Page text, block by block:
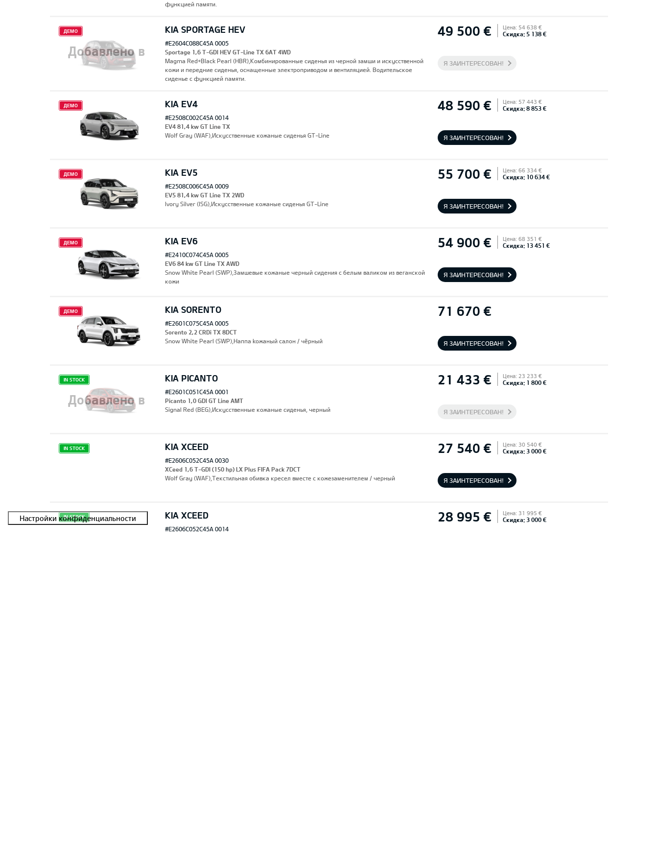
функцией памяти.
KIA SPORTAGE HEV
Добавлено в
закладки
49 500 € Цена: 54 638 €
Скидка: 5 138 €
ДЕМО
#E2604C088C45A 0005
Sportage 1,6 T-GDI HEV GT-Line TX 6AT 4WD
Magma Red+Black Pearl (HBR),Комбинированные сиденья из черной замши и искусственной
кожи и передние сиденья, оснащенные электроприводом и вентиляцией. Водительское
сиденье с функцией памяти.
Я ЗАИНТЕРЕСОВАН!
KIA EV4 48 590 € Цена: 57 443 €
Скидка: 8 853 €
ДЕМО
#E2508C002C45A 0014
EV4 81,4 kw GT Line TX
Wolf Gray (WAF),Искусственные кожаные сиденья GT-Line
Я ЗАИНТЕРЕСОВАН!
KIA EV5 55 700 € Цена: 66 334 €
Скидка: 10 634 €
ДЕМО
#E2508C006C45A 0009
EV5 81,4 kw GT Line TX 2WD
Ivory Silver (ISG),Искусственные кожаные сиденья GT-Line
Я ЗАИНТЕРЕСОВАН!
KIA EV6 54 900 € Цена: 68 351 €
Скидка: 13 451 €
ДЕМО
#E2410C074C45A 0005
EV6 84 kw GT Line TX AWD
Snow White Pearl (SWP),Замшевые кожаные черный сидения с белым валиком из веганской
кожи
Я ЗАИНТЕРЕСОВАН!
KIA SORENTO 71 670 €
ДЕМО
#E2601C075C45A 0005
Sorento 2,2 CRDi TX 8DCT
Snow White Pearl (SWP),Hаппа kожаный салон / чёрный
Я ЗАИНТЕРЕСОВАН!
KIA PICANTO
Добавлено в
закладки
21 433 € Цена: 23 233 €
Скидка: 1 800 €
IN STOCK
#E2601C051C45A 0001
Picanto 1,0 GDI GT Line AMT
Signal Red (BEG),Искусственные кожаные сиденья, черный
Я ЗАИНТЕРЕСОВАН!
KIA XCEED 27 540 € Цена: 30 540 €
Скидка: 3 000 €
IN STOCK
#E2606C052C45A 0030
XCeed 1,6 T-GDI (150 hp) LX Plus FIFA Pack 7DCT
Wolf Gray (WAF),Текстильная обивка кресел вместе с кожезаменителем / черный
Я ЗАИНТЕРЕСОВАН!
KIA XCEED 28 995 € Цена: 31 995 €
Скидка: 3 000 €
IN STOCK
#E2606C052C45A 0014